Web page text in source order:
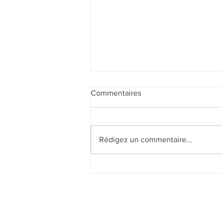
Commentaires
Rédigez un commentaire...